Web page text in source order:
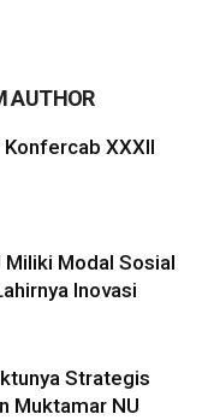
AUTHOR
Konfercab XXXII
Miliki Modal Sosial
Inovasi
Strategis
Muktamar NU